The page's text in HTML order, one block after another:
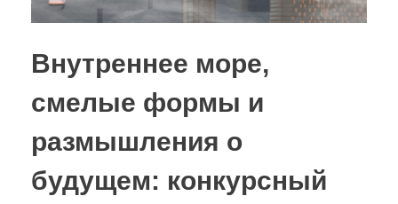
Внутреннее море,
смелые формы и
размышления о
будущем: конкурсный